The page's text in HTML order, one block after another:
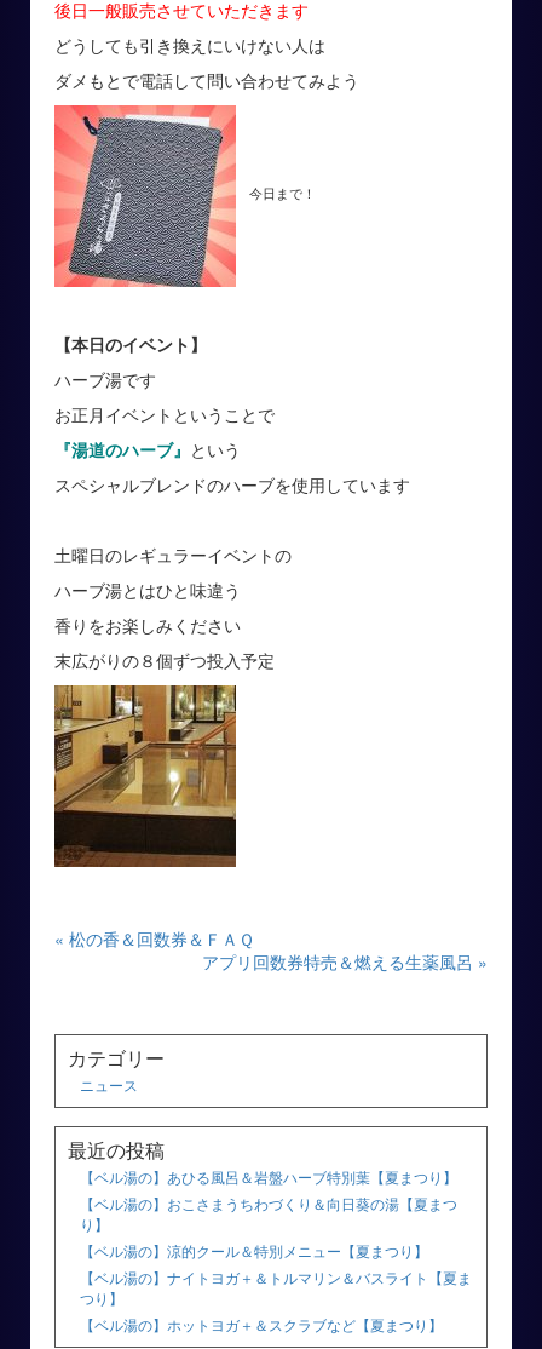
後日一般販売させていただきます
どうしても引き換えにいけない人は
ダメもとで電話して問い合わせてみよう
今日まで！
【本日のイベント】
ハーブ湯です
お正月イベントということで
『湯道のハーブ』
という
スペシャルブレンドのハーブを使用しています
土曜日のレギュラーイベントの
ハーブ湯とはひと味違う
香りをお楽しみください
末広がりの８個ずつ投入予定
« 松の香＆回数券＆ＦＡＱ
アプリ回数券特売＆燃える生薬風呂 »
カテゴリー
ニュース
最近の投稿
【ベル湯の】あひる風呂＆岩盤ハーブ特別葉【夏まつり】
【ベル湯の】おこさまうちわづくり＆向日葵の湯【夏まつ
り】
【ベル湯の】涼的クール＆特別メニュー【夏まつり】
【ベル湯の】ナイトヨガ＋＆トルマリン＆バスライト【夏ま
つり】
【ベル湯の】ホットヨガ＋＆スクラブなど【夏まつり】